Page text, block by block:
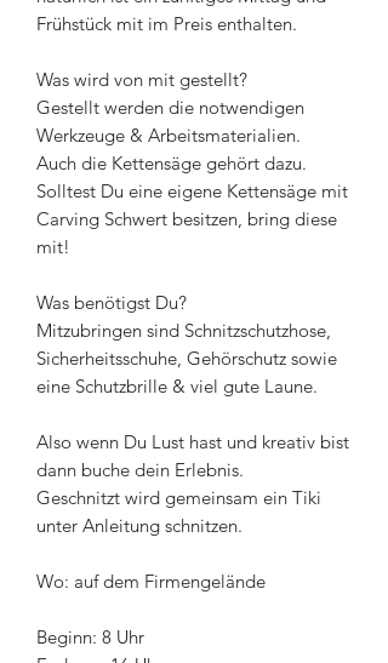
Frühstück mit im Preis enthalten.
Was wird von mit gestellt?
Gestellt werden die notwendigen
Werkzeuge & Arbeitsmaterialien.
Auch die Kettensäge gehört dazu.
Solltest Du eine eigene Kettensäge mit
Carving Schwert besitzen, bring diese
mit!
Was benötigst Du?
Mitzubringen sind Schnitzschutzhose,
Sicherheitsschuhe, Gehörschutz sowie
eine Schutzbrille & viel gute Laune.
Also wenn Du Lust hast und kreativ bist
dann buche dein Erlebnis.
Geschnitzt wird gemeinsam ein Tiki
unter Anleitung schnitzen.
Wo: auf dem Firmengelände
Beginn: 8 Uhr